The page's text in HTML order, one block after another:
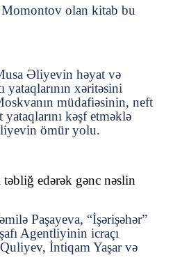
olan kitab bu
Əliyevin həyat və
yataqlarının xəritəsini
müdafiəsinin, neft
kəşf etməklə
ömür yolu.
edərək gənc nəslin
Paşayeva, “İşərişəhər”
Agentliyinin icraçı
İntiqam Yaşar və